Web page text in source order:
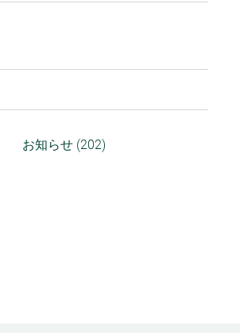
お知らせ (202)